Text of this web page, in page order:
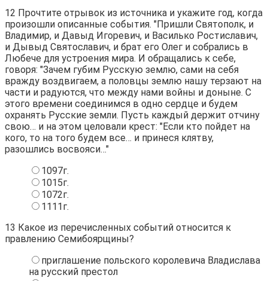
12 Прочтите отрывок из источника и укажите год, когда
произошли описанные события. "Пришли Святополк, и
Владимир, и Давыд Игоревич, и Василько Ростиславич,
и Дывыд Святославич, и брат его Олег и собрались в
Любече для устроения мира. И обращались к себе,
говоря: "Зачем губим Русскую землю, сами на себя
вражду воздвигаем, а половцы землю нашу терзают на
части и радуются, что между нами войны и доныне. С
этого времени соединимся в одно сердце и будем
охранять Русские земли. Пусть каждый держит отчину
свою… и на этом целовали крест: "Если кто пойдет на
кого, то на того будем все… и принеся клятву,
разошлись восвояси…"
1097г.
1015г.
1072г.
1111г.
13 Какое из перечисленных событий относится к
правлению Семибоярщины?
приглашение польского королевича Владислава
на русский престол